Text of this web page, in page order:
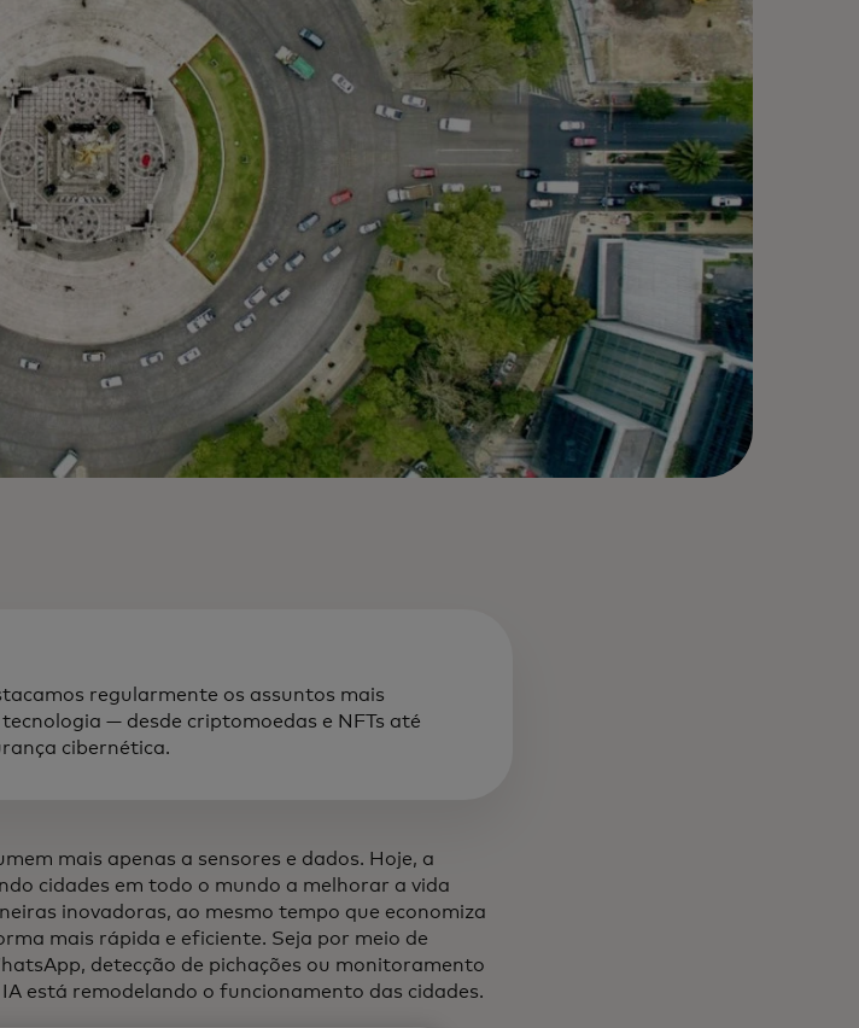
regularmente os assuntos mais
— desde criptomoedas e NFTs até
cibernética.
mais apenas a sensores e dados. Hoje, a
cidades em todo o mundo a melhorar a vida
inovadoras, ao mesmo tempo que economiza
mais rápida e eficiente. Seja por meio de
detecção de pichações ou monitoramento
está remodelando o funcionamento das cidades.